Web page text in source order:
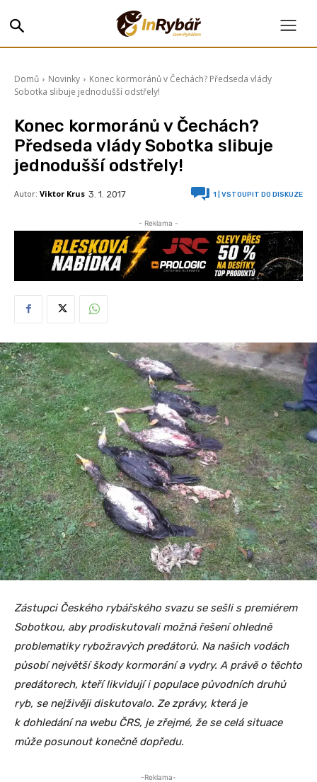
Domů Novinky
Konec kormoránů v Čechách? Předseda vlády
Sobotka slibuje jednodušší odstřely!
Konec kormoránů v Čechách?
Předseda vlády Sobotka slibuje
jednodušší odstřely!
Autor: Viktor Krus 3. 1. 2017 1 | VSTOUPIT DO DISKUZE
- Reklama -
Zástupci Českého rybářského svazu se sešli s premiérem
Sobotkou, aby prodiskutovali možná řešení ohledně
problematiky rybožravých predátorů. Na našich vodách
působí největší škody kormorání a vydry. A právě o těchto
predátorech, kteří likvidují i populace původních druhů
ryb, se nejživěji diskutovalo. Ze zprávy, která je
k dohledání na webu ČRS, je zřejmé, že se celá situace
může posunout konečně dopředu.
-Reklama-